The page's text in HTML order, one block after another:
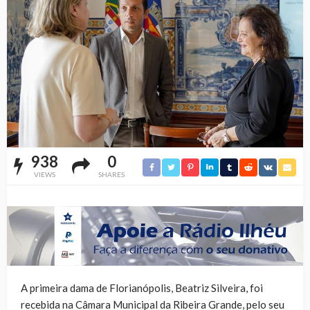
938
VIEWS
0
SHARES
A primeira dama de Florianópolis, Beatriz Silveira, foi
recebida na Câmara Municipal da Ribeira Grande, pelo seu